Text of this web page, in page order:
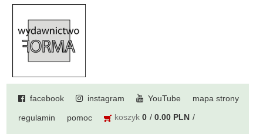
facebook instagram YouTube mapa strony
regulamin pomoc koszyk 0 0.00 PLN